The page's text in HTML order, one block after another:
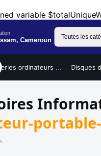
variable
Cameroun
ordinateurs ... Disques